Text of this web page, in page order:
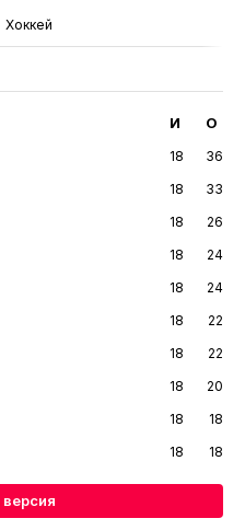
Хоккей
И О
18
36
18
33
18
26
18
24
18
24
18
22
18
22
18
20
18
18
18 18